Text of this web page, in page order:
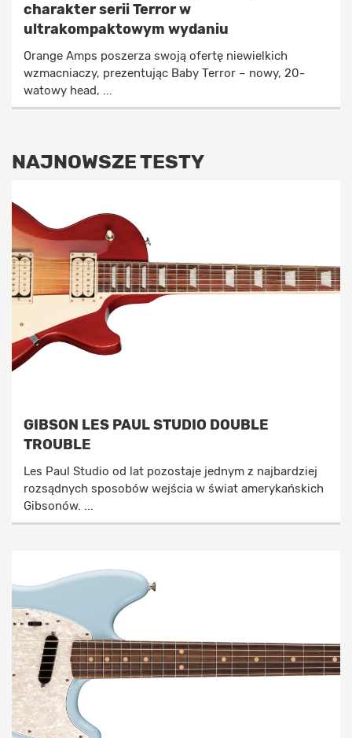
charakter serii Terror w
ultrakompaktowym wydaniu
Orange Amps poszerza swoją ofertę niewielkich
wzmacniaczy, prezentując Baby Terror – nowy, 20-
watowy head, ...
NAJNOWSZE TESTY
GIBSON LES PAUL STUDIO DOUBLE
TROUBLE
Les Paul Studio od lat pozostaje jednym z najbardziej
rozsądnych sposobów wejścia w świat amerykańskich
Gibsonów. ...